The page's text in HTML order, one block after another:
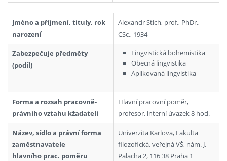
Jméno a příjmení, tituly, rok
narození
Alexandr Stich, prof., PhDr.,
CSc., 1934
Zabezpečuje předměty
(podíl)
Lingvistická bohemistika
Obecná lingvistika
Aplikovaná lingvistika
Forma a rozsah pracovně-
právního vztahu kžadateli
Hlavní pracovní poměr,
profesor, interní úvazek 8 hod.
Název, sídlo a právní forma
zaměstnavatele
hlavního prac. poměru
Univerzita Karlova, Fakulta
filozofická, veřejná VŠ, nám. J.
Palacha 2, 116 38 Praha 1